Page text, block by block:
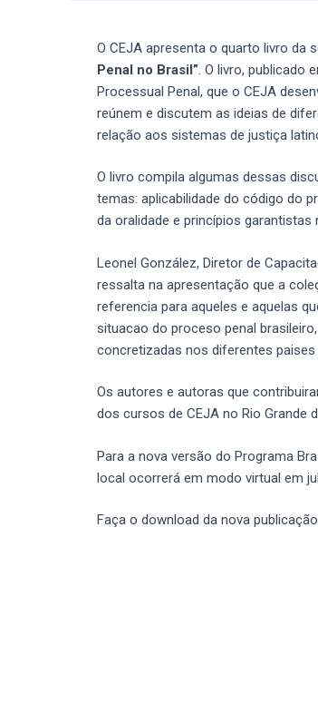
O CEJA apresenta o quarto livro da
Penal no Brasil” . O livro,
Processual Penal, que o CEJA
reúnem e discutem as ideias de
relação aos sistemas de justiça
O livro compila algumas dessas
temas: aplicabilidade do código do
da oralidade e princípios
Leonel González, Diretor de
ressalta na apresentação que a
referencia para aqueles e aquelas
situacao do proceso penal
concretizadas nos diferentes
Os autores e autoras que
dos cursos de CEJA no Rio Grande
Para a nova versão do Programa
local ocorrerá em modo virtual em
Faça o download da nova publicação